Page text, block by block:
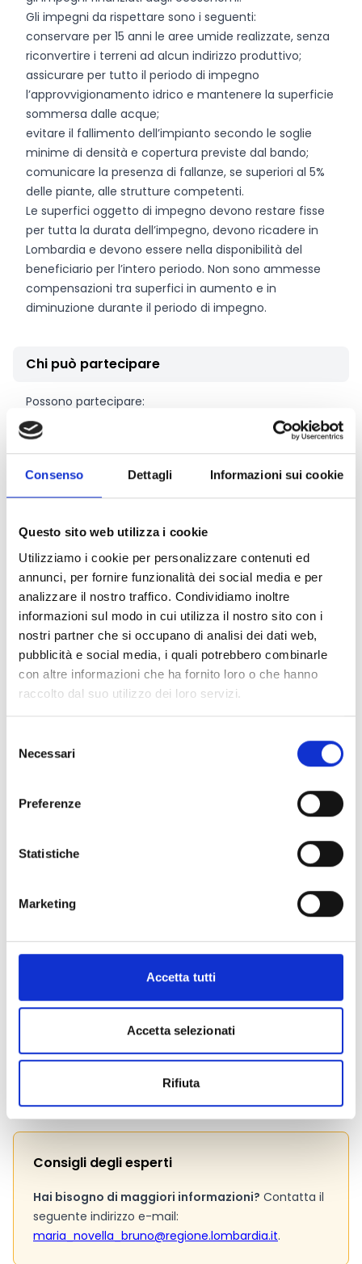
Consenso Dettagli Informazioni sui cookie
Questo sito web utilizza i cookie
Utilizziamo i cookie per personalizzare contenuti ed
annunci, per fornire funzionalità dei social media e per
analizzare il nostro traffico. Condividiamo inoltre
informazioni sul modo in cui utilizza il nostro sito con i
nostri partner che si occupano di analisi dei dati web,
pubblicità e social media, i quali potrebbero combinarle
con altre informazioni che ha fornito loro o che hanno
raccolto dal suo utilizzo dei loro servizi.
delNecessari
Preferenze
Statistiche
Marketing
Accetta tutti
Accetta selezionati
Rifiuta
Gli impegni da rispettare sono i seguenti:
conservare per 15 anni le aree umide realizzate, senza
riconvertire i terreni ad alcun indirizzo produttivo;
assicurare per tutto il periodo di impegno
l’approvvigionamento idrico e mantenere la superficie
sommersa dalle acque;
evitare il fallimento dell’impianto secondo le soglie
minime di densità e copertura previste dal bando;
comunicare la presenza di fallanze, se superiori al 5%
delle piante, alle strutture competenti.
Le superfici oggetto di impegno devono restare fisse
per tutta la durata dell’impegno, devono ricadere in
Lombardia e devono essere nella disponibilità del
beneficiario per l’intero periodo. Non sono ammesse
compensazioni tra superfici in aumento e in
diminuzione durante il periodo di impegno.
Chi può partecipare
Possono partecipare:
imprese individuali titolari di partita IVA e iscritte al
Registro delle Imprese della Camera di Commercio
“coltivatori diretti”);
società agricole titolari di partita IVA e iscritte al
(sezione speciale “imprese agricole”);
società cooperative titolari di partita IVA e iscritte
all’albo delle società cooperative di lavoro agricolo e/o
di conferimento di prodotti agricoli e di allevamento;
enti pubblici che svolgono attività agricola anche in
via secondaria;
altri soggetti.
La dotazione finanziaria complessiva ammonta a
presente nel fascicolo aziendale del richiedente.
ettaro di superficie condotta e richiesta a premio. Gli
importi sono così determinati:
450 Euro/ha per le superfici localizzate in collina e
Si consiglia di consultare regolarmente il sito web
Consigli degli esperti
Hai bisogno di maggiori informazioni? Contatta il
seguente indirizzo e-mail:
maria_novella_bruno@regione.lombardia.it.